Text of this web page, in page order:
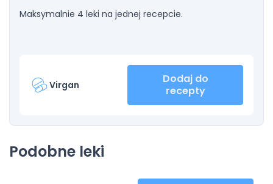
Maksymalnie 4 leki na jednej recepcie.
Virgan
Dodaj do
recepty
Podobne leki